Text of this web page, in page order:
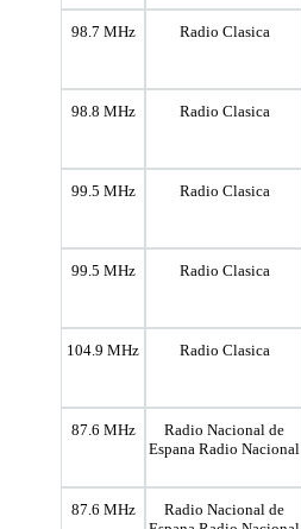
98.7 MHz Radio Clasica
98.8 MHz Radio Clasica
99.5 MHz Radio Clasica
99.5 MHz Radio Clasica
104.9 MHz Radio Clasica
87.6 MHz
Radio Nacional de
Espana Radio Nacional
87.6 MHz
Radio Nacional de